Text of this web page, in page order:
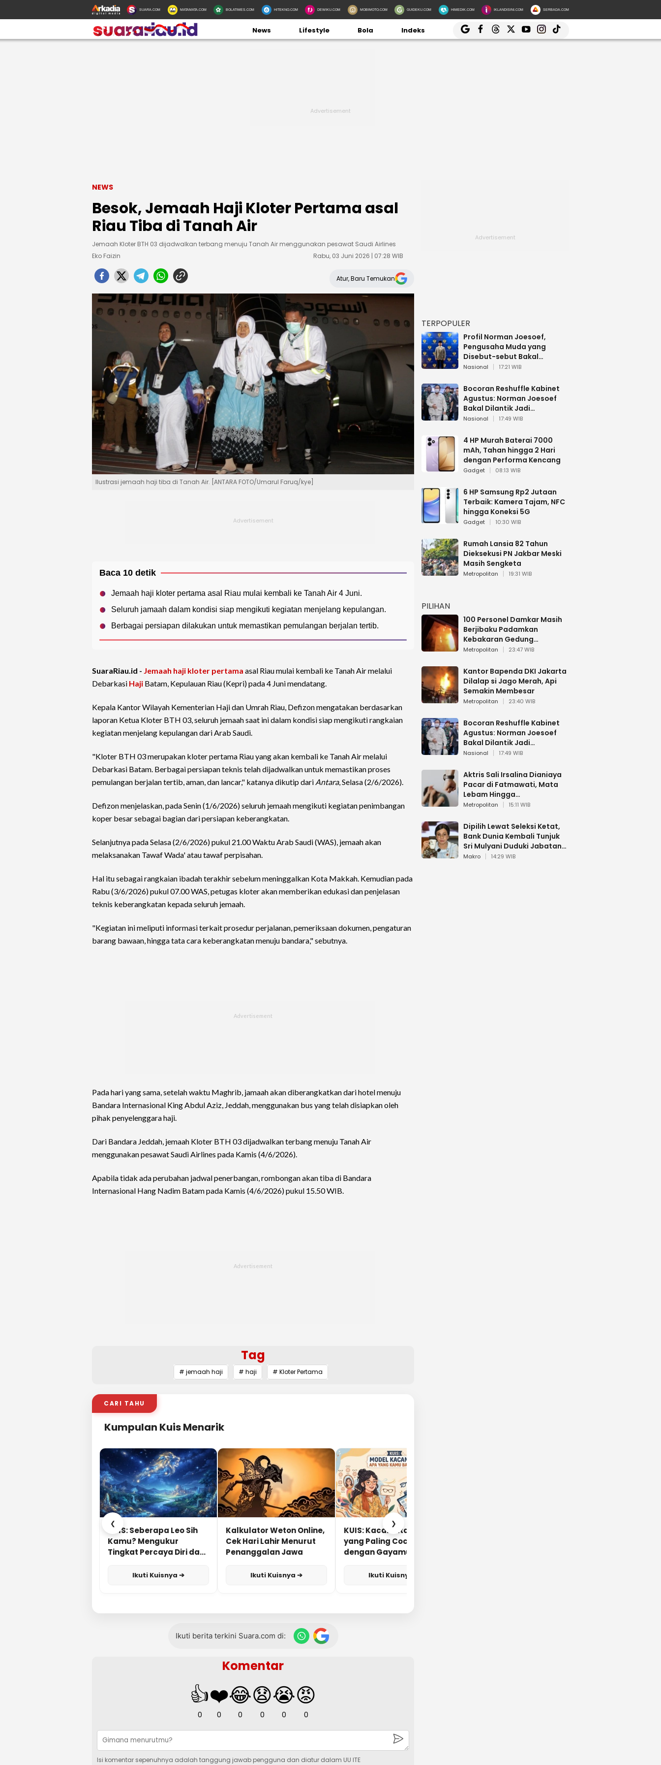
SUARA.COM MATAMATA.COM BOLATIMES.COM HITEKNO.COM DEWIKU.COM MOBIMOTO.COM GUIDEKU.COM HIMEDIK.COM IKLANDISINI.COM SERBADA.COM
News Lifestyle Bola Indeks
NEWS
Besok, Jemaah Haji Kloter Pertama asal
Riau Tiba di Tanah Air
Jemaah Kloter BTH 03 dijadwalkan terbang menuju Tanah Air menggunakan pesawat Saudi Airlines
Eko Faizin
Rabu, 03 Juni 2026 | 07:28 WIB
Atur, Baru Temukan
Ilustrasi jemaah haji tiba di Tanah Air. [ANTARA FOTO/Umarul Faruq/kye]
Baca 10 detik
Jemaah haji kloter pertama asal Riau mulai kembali ke Tanah Air 4 Juni.
Seluruh jamaah dalam kondisi siap mengikuti kegiatan menjelang kepulangan.
Berbagai persiapan dilakukan untuk memastikan pemulangan berjalan tertib.
SuaraRiau.id - Jemaah haji kloter pertama asal Riau mulai kembali ke Tanah Air melalui
Debarkasi Haji Batam, Kepulauan Riau (Kepri) pada 4 Juni mendatang.
Kepala Kantor Wilayah Kementerian Haji dan Umrah Riau, Defizon mengatakan berdasarkan
laporan Ketua Kloter BTH 03, seluruh jemaah saat ini dalam kondisi siap mengikuti rangkaian
kegiatan menjelang kepulangan dari Arab Saudi.
"Kloter BTH 03 merupakan kloter pertama Riau yang akan kembali ke Tanah Air melalui
Debarkasi Batam. Berbagai persiapan teknis telah dijadwalkan untuk memastikan proses
pemulangan berjalan tertib, aman, dan lancar," katanya dikutip dari Antara, Selasa (2/6/2026).
Defizon menjelaskan, pada Senin (1/6/2026) seluruh jemaah mengikuti kegiatan penimbangan
koper besar sebagai bagian dari persiapan keberangkatan.
Selanjutnya pada Selasa (2/6/2026) pukul 21.00 Waktu Arab Saudi (WAS), jemaah akan
melaksanakan Tawaf Wada' atau tawaf perpisahan.
Hal itu sebagai rangkaian ibadah terakhir sebelum meninggalkan Kota Makkah. Kemudian pada
Rabu (3/6/2026) pukul 07.00 WAS, petugas kloter akan memberikan edukasi dan penjelasan
teknis keberangkatan kepada seluruh jemaah.
"Kegiatan ini meliputi informasi terkait prosedur perjalanan, pemeriksaan dokumen, pengaturan
barang bawaan, hingga tata cara keberangkatan menuju bandara," sebutnya.
Pada hari yang sama, setelah waktu Maghrib, jamaah akan diberangkatkan dari hotel menuju
Bandara Internasional King Abdul Aziz, Jeddah, menggunakan bus yang telah disiapkan oleh
pihak penyelenggara haji.
Dari Bandara Jeddah, jemaah Kloter BTH 03 dijadwalkan terbang menuju Tanah Air
menggunakan pesawat Saudi Airlines pada Kamis (4/6/2026).
Apabila tidak ada perubahan jadwal penerbangan, rombongan akan tiba di Bandara
Internasional Hang Nadim Batam pada Kamis (4/6/2026) pukul 15.50 WIB.
Tag
# jemaah haji # haji # Kloter Pertama
CARI TAHU
Kumpulan Kuis Menarik
❮
KUIS: Seberapa Leo Sih
Kamu? Mengukur
Tingkat Percaya Diri dan
Ikuti Kuisnya ➔
Kalkulator Weton Online,
Cek Hari Lahir Menurut
Penanggalan Jawa
Ikuti Kuisnya ➔
KUIS: Kacamata Apa
yang Paling Cocok
dengan Gayamu?
Ikuti Kuisnya ➔
❯
Ikuti berita terkini Suara.com di:
Komentar
👍
0
❤️
0
😂
0
😧
0
😭
0
😡
0
Isi komentar sepenuhnya adalah tanggung jawab pengguna dan diatur dalam UU ITE
TERPOPULER
Profil Norman Joesoef,
Pengusaha Muda yang
Disebut-sebut Bakal
Dilantik Jadi Wamenhan RI
Nasional 17:21 WIB
Bocoran Reshuffle Kabinet
Agustus: Norman Joesoef
Bakal Dilantik Jadi
Wamenhan RI
Nasional 17:49 WIB
4 HP Murah Baterai 7000
mAh, Tahan hingga 2 Hari
dengan Performa Kencang
Gadget 08:13 WIB
6 HP Samsung Rp2 Jutaan
Terbaik: Kamera Tajam, NFC
hingga Koneksi 5G
Gadget 10:30 WIB
Rumah Lansia 82 Tahun
Dieksekusi PN Jakbar Meski
Masih Sengketa
Metropolitan 19:31 WIB
PILIHAN
100 Personel Damkar Masih
Berjibaku Padamkan
Kebakaran Gedung
Bapenda DKI
Metropolitan 23:47 WIB
Kantor Bapenda DKI Jakarta
Dilalap si Jago Merah, Api
Semakin Membesar
Metropolitan 23:40 WIB
Bocoran Reshuffle Kabinet
Agustus: Norman Joesoef
Bakal Dilantik Jadi
Wamenhan RI
Nasional 17:49 WIB
Aktris Sali Irsalina Dianiaya
Pacar di Fatmawati, Mata
Lebam Hingga
Diselamatkan Polantas
Metropolitan 15:11 WIB
Dipilih Lewat Seleksi Ketat,
Bank Dunia Kembali Tunjuk
Sri Mulyani Duduki Jabatan
Strategis
Makro 14:29 WIB